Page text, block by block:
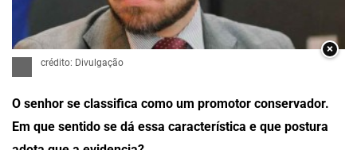
×
crédito: Divulgação
O senhor se classifica como um promotor conservador.
Em que sentido se dá essa característica e que postura